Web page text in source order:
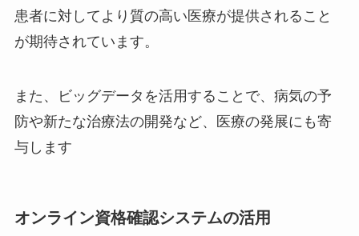
患者に対してより質の高い医療が提供されること
が期待されています。
また、ビッグデータを活用することで、病気の予
防や新たな治療法の開発など、医療の発展にも寄
与します
オンライン資格確認システムの活用